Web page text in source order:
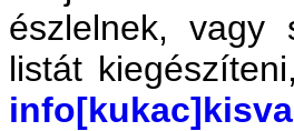
észlelnek, vagy
listát